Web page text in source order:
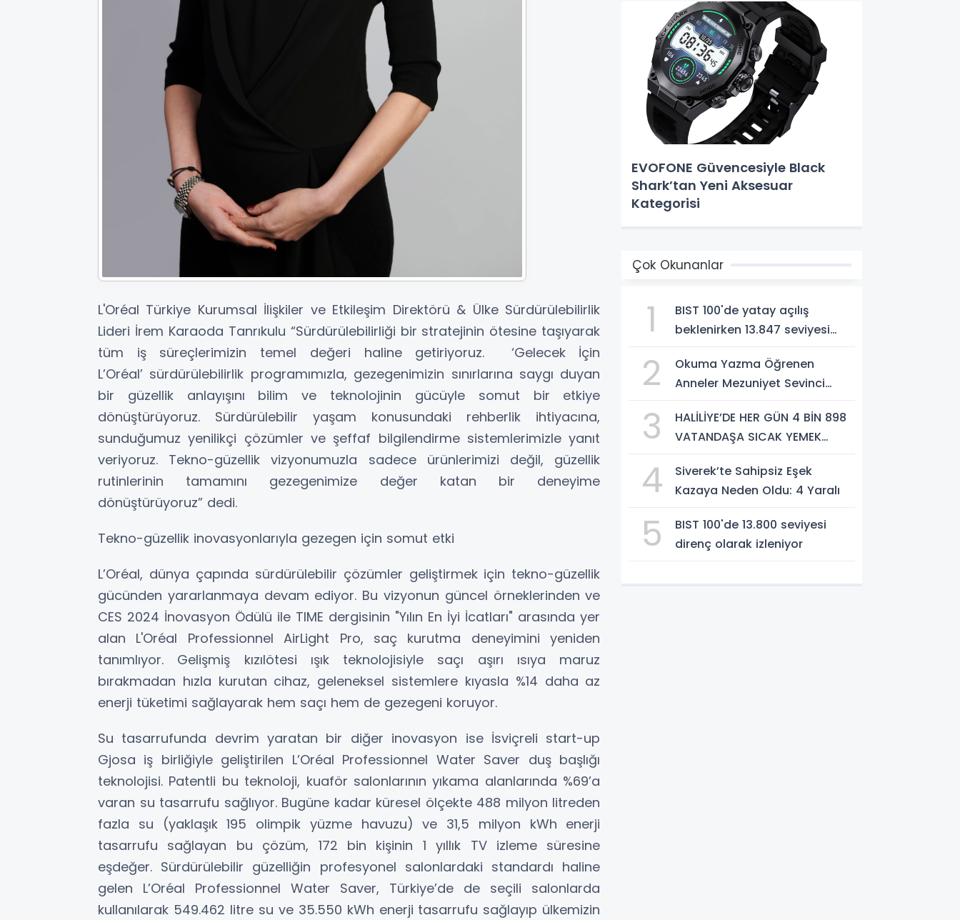
L'Oréal Türkiye Kurumsal İlişkiler ve Etkileşim Direktörü & Ülke Sürdürülebilirlik
Lideri İrem Karaoda Tanrıkulu “Sürdürülebilirliği bir stratejinin ötesine taşıyarak
tüm iş süreçlerimizin temel değeri haline getiriyoruz. ‘Gelecek İçin
L’Oréal’ sürdürülebilirlik programımızla, gezegenimizin sınırlarına saygı duyan
bir güzellik anlayışını bilim ve teknolojinin gücüyle somut bir etkiye
dönüştürüyoruz. Sürdürülebilir yaşam konusundaki rehberlik ihtiyacına,
sunduğumuz yenilikçi çözümler ve şeffaf bilgilendirme sistemlerimizle yanıt
veriyoruz. Tekno-güzellik vizyonumuzla sadece ürünlerimizi değil, güzellik
rutinlerinin tamamını gezegenimize değer katan bir deneyime
dönüştürüyoruz” dedi.
Tekno-güzellik inovasyonlarıyla gezegen için somut etki
L’Oréal, dünya çapında sürdürülebilir çözümler geliştirmek için tekno-güzellik
gücünden yararlanmaya devam ediyor. Bu vizyonun güncel örneklerinden ve
CES 2024 İnovasyon Ödülü ile TIME dergisinin "Yılın En İyi İcatları" arasında yer
alan L'Oréal Professionnel AirLight Pro, saç kurutma deneyimini yeniden
tanımlıyor. Gelişmiş kızılötesi ışık teknolojisiyle saçı aşırı ısıya maruz
bırakmadan hızla kurutan cihaz, geleneksel sistemlere kıyasla %14 daha az
enerji tüketimi sağlayarak hem saçı hem de gezegeni koruyor.
Su tasarrufunda devrim yaratan bir diğer inovasyon ise İsviçreli start-up
Gjosa iş birliğiyle geliştirilen L’Oréal Professionnel Water Saver duş başlığı
teknolojisi. Patentli bu teknoloji, kuaför salonlarının yıkama alanlarında %69’a
varan su tasarrufu sağlıyor. Bugüne kadar küresel ölçekte 488 milyon litreden
fazla su (yaklaşık 195 olimpik yüzme havuzu) ve 31,5 milyon kWh enerji
tasarrufu sağlayan bu çözüm, 172 bin kişinin 1 yıllık TV izleme süresine
eşdeğer. Sürdürülebilir güzelliğin profesyonel salonlardaki standardı haline
gelen L’Oréal Professionnel Water Saver, Türkiye’de de seçili salonlarda
kullanılarak 549.462 litre su ve 35.550 kWh enerji tasarrufu sağlayıp ülkemizin
EVOFONE Güvencesiyle Black
Shark’tan Yeni Aksesuar
Kategorisi
Çok Okunanlar
1
BIST 100'de yatay açılış
beklenirken 13.847 seviyesi
2
Okuma Yazma Öğrenen
Anneler Mezuniyet Sevinci
3
HALİLİYE’DE HER GÜN 4 BİN 898
VATANDAŞA SICAK YEMEK
4
Siverek’te Sahipsiz Eşek
Kazaya Neden Oldu: 4 Yaralı
5
BIST 100'de 13.800 seviyesi
direnç olarak izleniyor